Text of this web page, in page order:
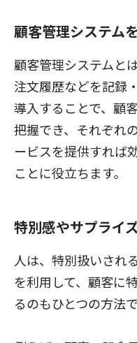
顧客管理システム
顧客管理システムと
注文履歴などを記録
導入することで、顧
把握でき、それぞれ
ービスを提供すれば
ことに役立ちます。
特別感やサプライ
人は、特別扱いされ
を利用して、顧客に
るのもひとつの方法で